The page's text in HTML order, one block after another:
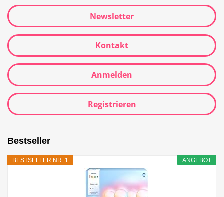
Newsletter
Kontakt
Anmelden
Registrieren
Bestseller
ANGEBOT
BESTSELLER NR. 1